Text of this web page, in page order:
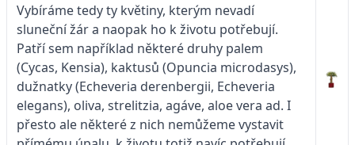
Vybíráme tedy ty květiny, kterým nevadí
sluneční žár a naopak ho k životu potřebují.
Patří sem například některé druhy palem
(Cycas, Kensia), kaktusů (Opuncia microdasys),
dužnatky (Echeveria derenbergii, Echeveria
elegans), oliva, strelitzia, agáve, aloe vera ad. I
přesto ale některé z nich nemůžeme vystavit